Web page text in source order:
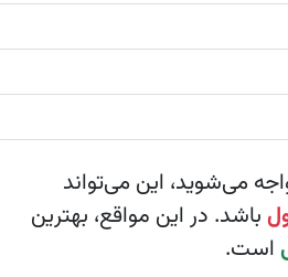
می‌شوید، این می‌تواند
باشد. در این مواقع، بهترین
است.